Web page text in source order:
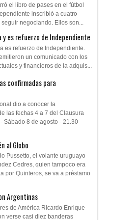
el libro de pases en el fútbol
inscribió a cuatro
negociando. Ellos son...
y es refuerzo de Independiente
es refuerzo de Independiente.
un comunicado con los
y financieros de la adquis...
confirmadas para
dio a conocer la
las fechas 4 a 7 del Clausura
Sábado 8 de agosto - 21.30
al Globo
Pussetto, el volante uruguayo
Cedres, quien tampoco era
por Quinteros, se va a préstamo
Argentinas
de América Ricardo Enrique
verse casi diez banderas